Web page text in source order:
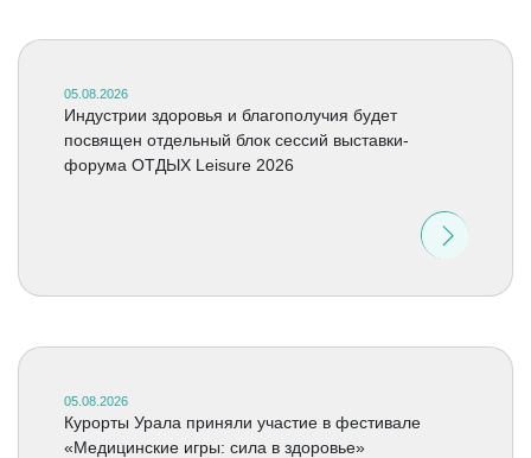
05.08.2026
Индустрии здоровья и благополучия будет
посвящен отдельный блок сессий выставки-
форума ОТДЫХ Leisure 2026
05.08.2026
Курорты Урала приняли участие в фестивале
«Медицинские игры: сила в здоровье»